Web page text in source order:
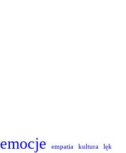
emocje empatia kultura
lęk